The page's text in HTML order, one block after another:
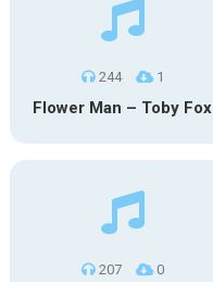
244 1
Flower Man – Toby Fox
207 0